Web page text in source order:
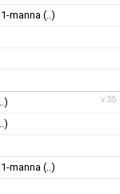
manna(..)
v.35
manna(..)